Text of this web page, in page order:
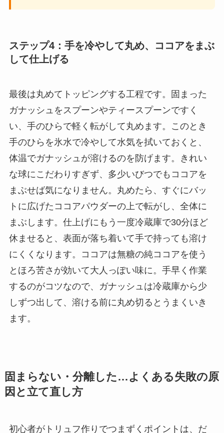
ステップ4：手を冷やして丸め、ココアをまぶ
して仕上げる
最後は丸めてトッピングする工程です。固まった
ガナッシュをスプーンやティースプーンですく
い、手のひらで軽く転がして丸めます。このとき
手のひらを氷水で冷やして水気を拭いておくと、
体温でガナッシュが溶けるのを防げます。きれい
な球にこだわりすぎず、多少いびつでもココアを
まぶせば気になりません。丸めたら、すぐにバッ
トに広げたココアパウダーの上で転がし、全体に
まぶします。仕上げにもう一度冷蔵庫で30分ほど
休ませると、表面が落ち着いて手で持っても溶け
にくくなります。ココアは無糖の純ココアを使う
とほろ苦さが効いて大人っぽい味に。手早く作業
するのがコツなので、ガナッシュは冷蔵庫から少
しずつ出して、溶ける前に丸め切るとうまくいき
ます。
固まらない・分離した…よくある失敗の原
因と立て直し方
初心者がトリュフ作りでつまずくポイントは、だ